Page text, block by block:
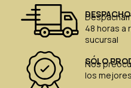
48 horas a
sucursal
SÓLO
Nos
los